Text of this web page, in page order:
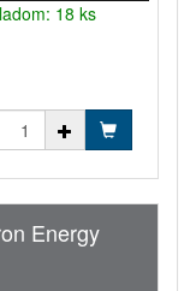
18 ks
Energy